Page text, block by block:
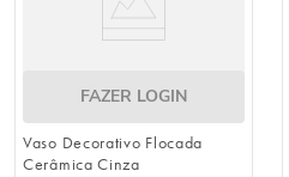
FAZER LOGIN
Vaso Decorativo Flocada
Cerâmica Cinza